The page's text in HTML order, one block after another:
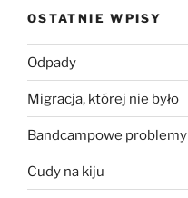
OSTATNIE WPISY
Odpady
Migracja, której nie było
Bandcampowe problemy
Cudy na kiju